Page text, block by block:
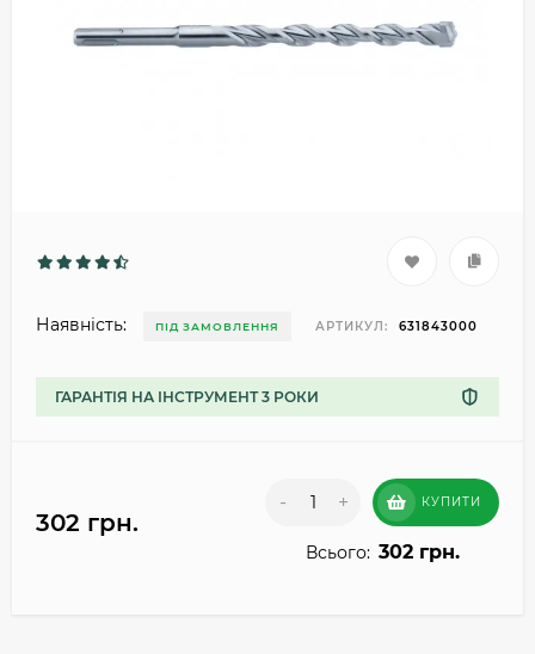
Наявність: ПІД ЗАМОВЛЕННЯ АРТИКУЛ: 631843000
ГАРАНТІЯ НА ІНСТРУМЕНТ 3 РОКИ
302 грн.
- + КУПИТИ
Всього: 302 грн.